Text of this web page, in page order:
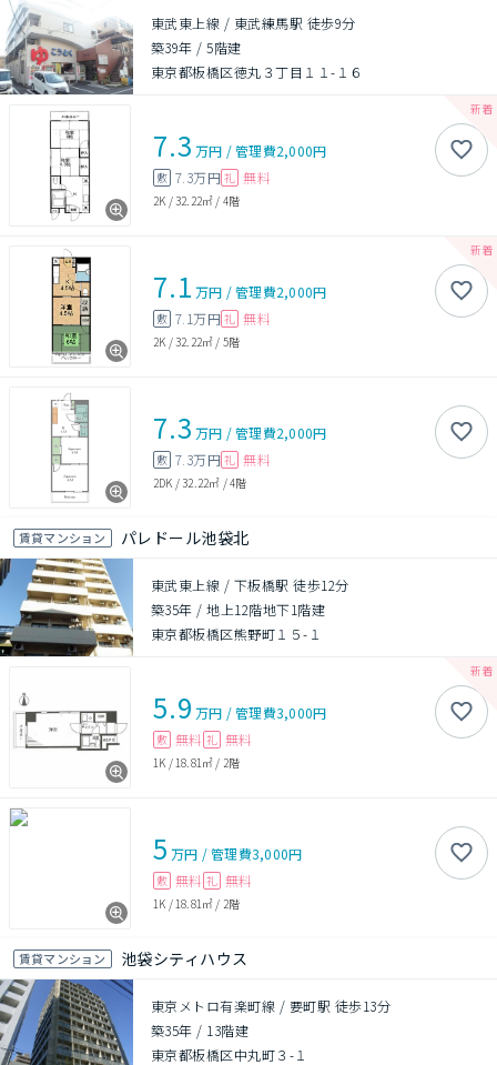
東武東上線 / 東武練馬駅 徒歩9分
築39年 /5階建
東京都板橋区徳丸３丁目１１-１６
7.3 万円 /管理費2,000円
敷 7.3万円 礼 無料
2K /32.22㎡ / 4階
7.1 万円 /管理費2,000円
敷 7.1万円 礼 無料
2K /32.22㎡ / 5階
7.3 万円 /管理費2,000円
敷 7.3万円 礼 無料
2DK /32.22㎡ /4階
賃貸マンション パレドール池袋北
東武東上線 / 下板橋駅 徒歩12分
築35年 /地上12階地下1階建
東京都板橋区熊野町１５-１
5.9 万円 /管理費3,000円
敷 無料 礼 無料
1K / 18.81㎡ / 2階
5 万円 /管理費3,000円
敷 無料 礼 無料
1K / 18.81㎡ / 2階
賃貸マンション 池袋シティハウス
東京メトロ有楽町線 / 要町駅 徒歩13分
築35年 / 13階建
東京都板橋区中丸町３-１